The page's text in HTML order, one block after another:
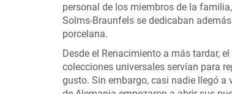
personal de los miembros de la
Solms-Braunfels se dedicaban
porcelana.
Desde el Renacimiento a más tardar,
colecciones universales servían para
gusto. Sin embargo, casi nadie llegó a